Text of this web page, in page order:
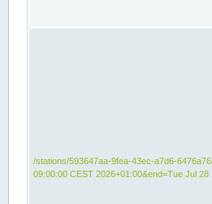
/stations/593647aa-9fea-43ec-a7d6-
09:00:00 CEST 2026+01:00&end=Tue Jul